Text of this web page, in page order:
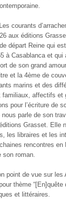
courants
aux éditions
départ Reine qui
à Casablanca et qui
de son grand
et la 4ème de
marins et des
familiaux, affectifs et
pour l’écriture de
parle de son
Grasset. Elle
les libraires et les
rencontres en
son roman.
point de vue sur
thème “[En]quête
et littéraires.